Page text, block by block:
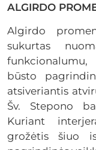
ALGIRDO
Algirdo
sukurtas
būsto
atsiveriantis
Šv. Stepono
Kuriant
grožėtis šiuo